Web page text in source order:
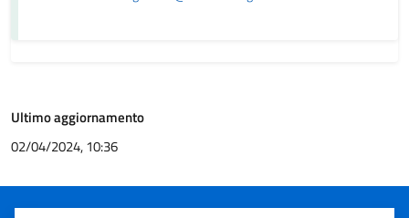
Ultimo aggiornamento
02/04/2024, 10:36